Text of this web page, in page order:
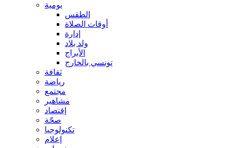
يومية
الطقس
أوقات الصلاة
إدارة
ولد بلاد
الأبراج
تونسي بالخارج
ثقافة
رياضة
مجتمع
مشاهير
إقتصاد
صحّة
تكنولوجيا
إعلام